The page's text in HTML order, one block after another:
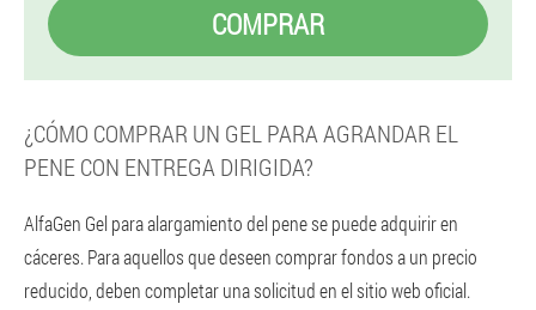
COMPRAR
¿CÓMO COMPRAR UN GEL PARA AGRANDAR EL
PENE CON ENTREGA DIRIGIDA?
AlfaGen Gel para alargamiento del pene se puede adquirir en
cáceres. Para aquellos que deseen comprar fondos a un precio
reducido, deben completar una solicitud en el sitio web oficial.